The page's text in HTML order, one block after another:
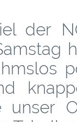
der
unser